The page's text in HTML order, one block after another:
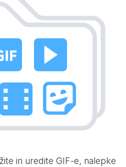
in uredite GIF-e, nalepke